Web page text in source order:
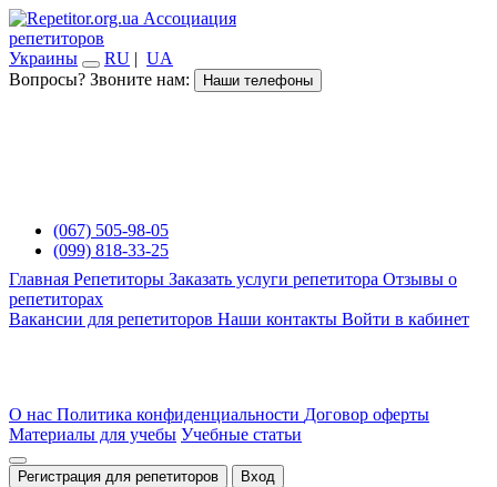
Ассоциация
репетиторов
Украины
RU | UA
Вопросы? Звоните нам:
Наши телефоны
(067) 505-98-05
(099) 818-33-25
Главная Репетиторы Заказать услуги репетитора Отзывы о
репетиторах
Вакансии для репетиторов Наши контакты Войти в кабинет
О нас Политика конфиденциальности Договор оферты
Материалы для учебы Учебные статьи
Регистрация для репетиторов Вход